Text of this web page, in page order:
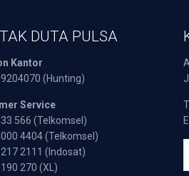
DUTA PULSA
Kantor
(Hunting)
Service
566 (Telkomsel)
4404 (Telkomsel)
2111 (Indosat)
270 (XL)